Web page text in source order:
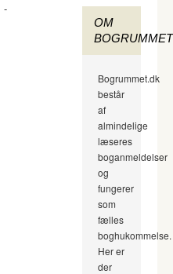
-
OM
BOGRUMMET
Bogrummet.dk
består
af
almindelige
læseres
boganmeldelser
og
fungerer
som
fælles
boghukommelse.
Her er
der